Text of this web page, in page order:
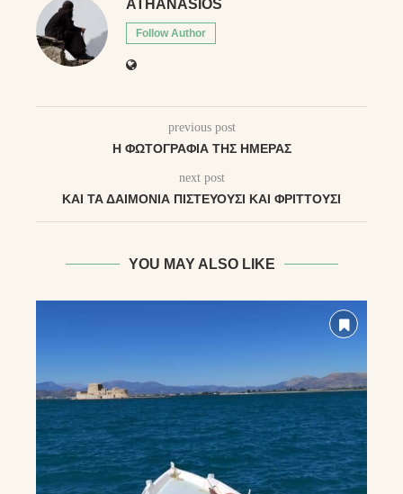
ATHANASIOS
Follow Author
previous post
Η ΦΩΤΟΓΡΑΦΊΑ ΤΗΣ ΗΜΈΡΑΣ
next post
ΚΑΙ ΤΑ ΔΑΙΜΌΝΙΑ ΠΙΣΤΕΥΟΥΣΙ ΚΑΙ ΦΡΊΤΤΟΥΣΙ
YOU MAY ALSO LIKE